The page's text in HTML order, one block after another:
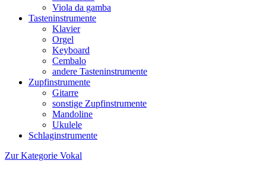
Viola da gamba
Tasteninstrumente
Klavier
Orgel
Keyboard
Cembalo
andere Tasteninstrumente
Zupfinstrumente
Gitarre
sonstige Zupfinstrumente
Mandoline
Ukulele
Schlaginstrumente
Zur Kategorie Vokal